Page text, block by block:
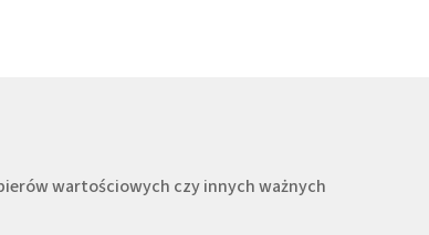
wartościowych czy innych ważnych